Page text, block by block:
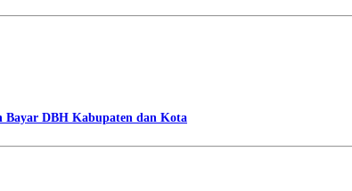
DBH Kabupaten dan Kota